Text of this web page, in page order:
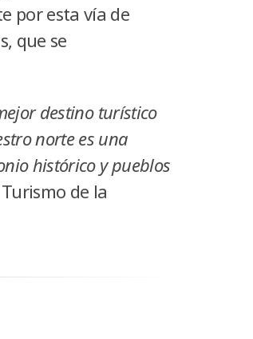
por esta vía de
que se
destino turístico
norte es una
histórico y pueblos
de la